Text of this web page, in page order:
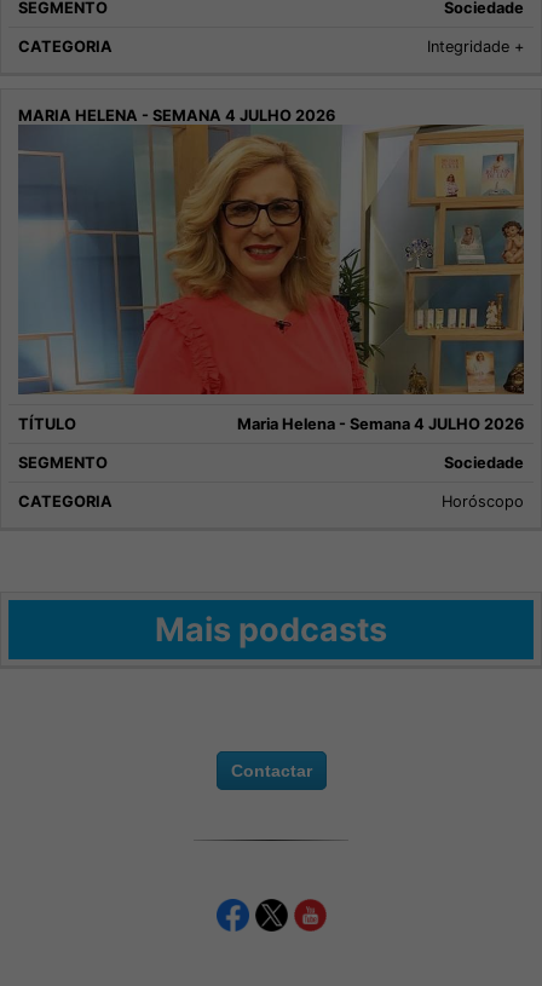
Sociedade
Integridade +
Maria Helena - Semana 4 JULHO 2026
Sociedade
Horóscopo
Mais podcasts
Contactar